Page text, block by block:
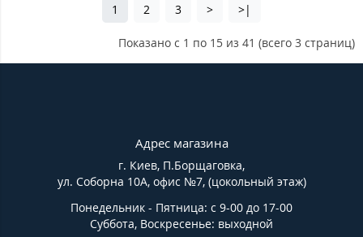
1 2 3 > >|
Показано с 1 по 15 из 41 (всего 3 страниц)
Адрес магазина
г. Киев, П.Борщаговка,
ул. Соборна 10А, офис №7, (цокольный этаж)
Понедельник - Пятница: с 9-00 до 17-00
Суббота, Воскресенье: выходной